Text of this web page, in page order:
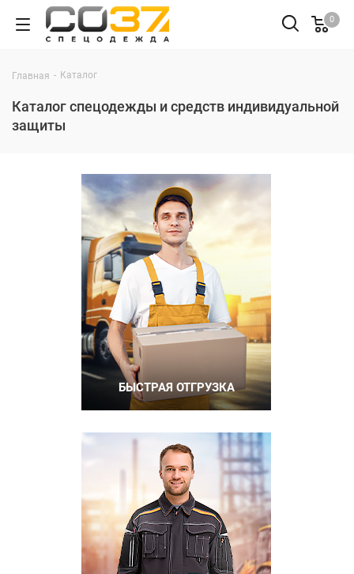
0
Главная - Каталог
Каталог спецодежды и средств индивидуальной
защиты
БЫСТРАЯ ОТГРУЗКА